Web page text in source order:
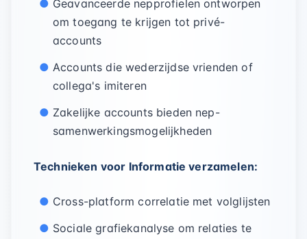
Geavanceerde nepprofielen ontworpen
om toegang te krijgen tot privé-
accounts
Accounts die wederzijdse vrienden of
collega's imiteren
Zakelijke accounts bieden nep-
samenwerkingsmogelijkheden
Technieken voor Informatie verzamelen:
Cross-platform correlatie met volglijsten
Sociale grafiekanalyse om relaties te